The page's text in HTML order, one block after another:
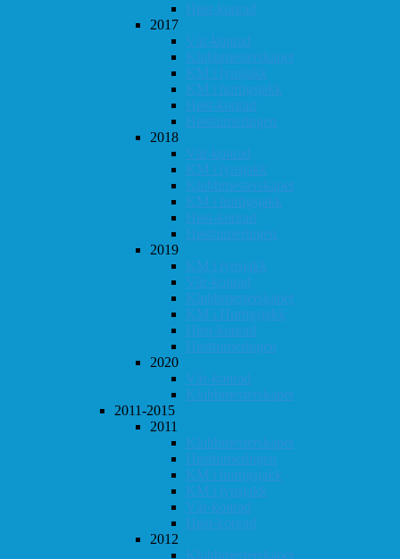
Høst-konrad
2017
Vår-konrad
Klubbmesterskapet
KM i lynsjakk
KM i hurtigsjakk
Høst-konrad
Høstturneringen
2018
Vår-konrad
KM i lynsjakk
Klubbmesterskapet
KM i hurtigsjakk
Høst-konrad
Høstturneringen
2019
KM i lynsjakk
Vår-konrad
Klubbmesterskapet
KM i Hurtigsjakk
Høst-konrad
Høstturneringen
2020
Vår-konrad
Klubbmesterskapet
2011-2015
2011
Klubbmesterskapet
Høstturneringen
KM i hurtigsjakk
KM i lynsjakk
Vår-konrad
Høst-konrad
2012
Klubbmesterskapet